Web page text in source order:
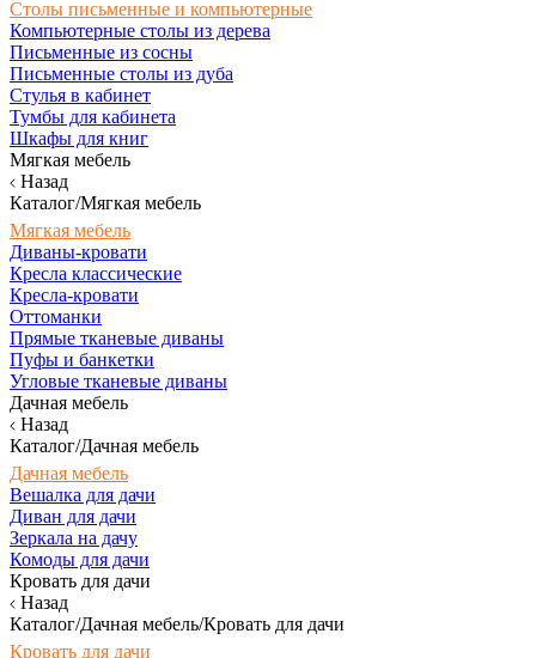
Столы письменные и компьютерные
Компьютерные столы из дерева
Письменные из сосны
Письменные столы из дуба
Стулья в кабинет
Тумбы для кабинета
Шкафы для книг
Мягкая мебель
Назад
Каталог/Мягкая мебель
Мягкая мебель
Диваны-кровати
Кресла классические
Кресла-кровати
Оттоманки
Прямые тканевые диваны
Пуфы и банкетки
Угловые тканевые диваны
Дачная мебель
Назад
Каталог/Дачная мебель
Дачная мебель
Вешалка для дачи
Диван для дачи
Зеркала на дачу
Комоды для дачи
Кровать для дачи
Назад
Каталог/Дачная мебель/Кровать для дачи
Кровать для дачи